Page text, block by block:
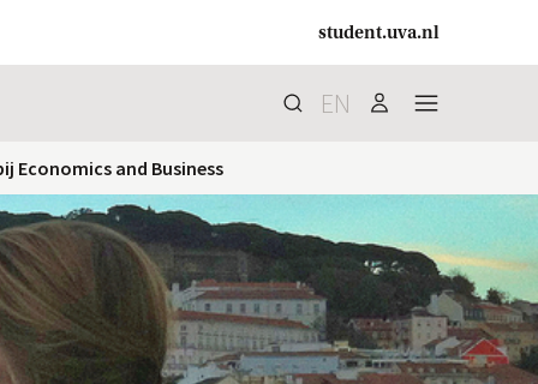
student.uva.nl
Zoeksearch
EN user menu
Economics and Business